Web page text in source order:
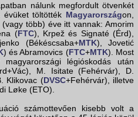
nálunk megfordult ötvenkét
évüket töltötték Magyarországon,
több) éve itt vannak: Amorim
(FTC), Krpež és Signaté (Érd),
(Békéscsaba+MTK), Jovetić
) és Abramovics (FTC+MTK). Most
légióskodás után
M. Isitate (Fehérvár), D.
Klikovac (DVSC+Fehérvár), illetve
Løke (ETO).
számottevően kisebb volt a